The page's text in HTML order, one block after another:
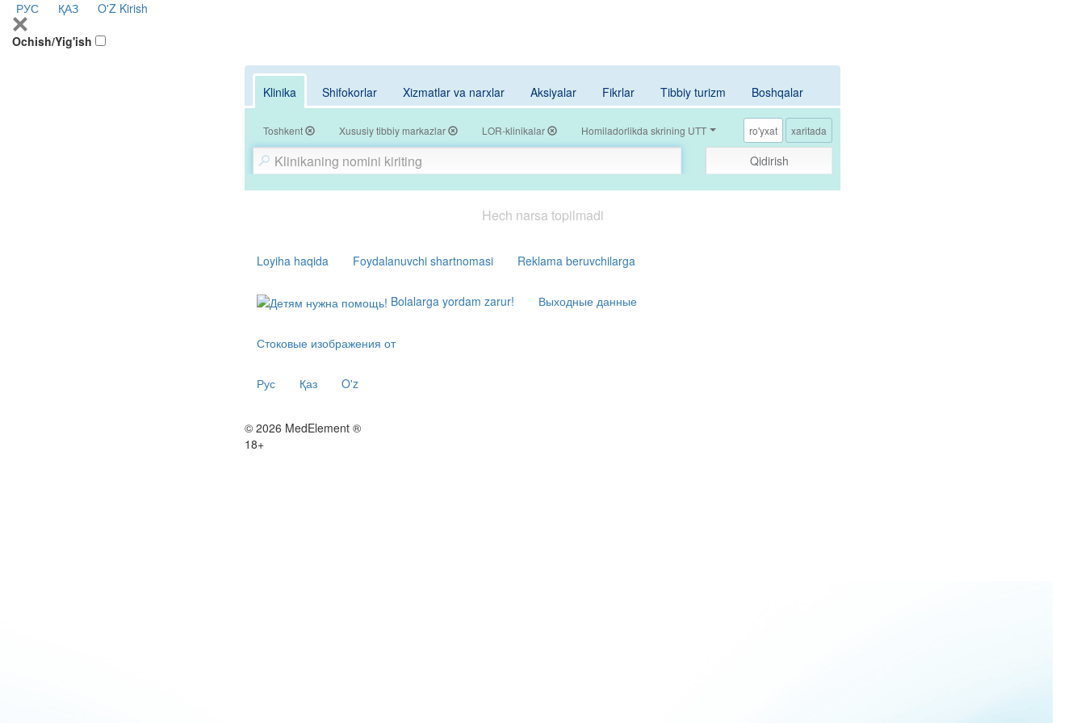
РУС ҚАЗ O'Z Kirish
Ochish/Yig'ish
Klinika Shifokorlar Xizmatlar va narxlar Aksiyalar Fikrlar Tibbiy turizm Boshqalar
Toshkent Xususiy tibbiy markazlar LOR-klinikalar Homiladorlikda skrining UTT Yanaro'yxat xaritada
Qidirish
Hech narsa topilmadi
Loyiha haqida Foydalanuvchi shartnomasi Reklama beruvchilarga
Bolalarga yordam zarur! Выходные данные
Стоковые изображения от
Рус Қаз O'z
© 2026 MedElement ®
18+